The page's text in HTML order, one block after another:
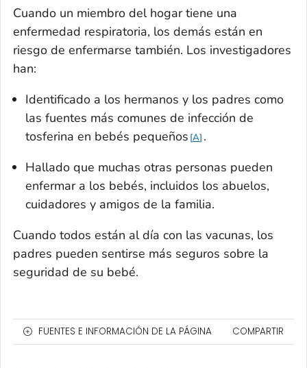
Cuando un miembro del hogar tiene una
enfermedad respiratoria, los demás están en
riesgo de enfermarse también. Los investigadores
han:
Identificado a los hermanos y los padres como
las fuentes más comunes de infección de
tosferina en bebés pequeños A .
Hallado que muchas otras personas pueden
enfermar a los bebés, incluidos los abuelos,
cuidadores y amigos de la familia.
Cuando todos están al día con las vacunas, los
padres pueden sentirse más seguros sobre la
seguridad de su bebé.
FUENTES E INFORMACIÓN DE LA PÁGINA COMPARTIR